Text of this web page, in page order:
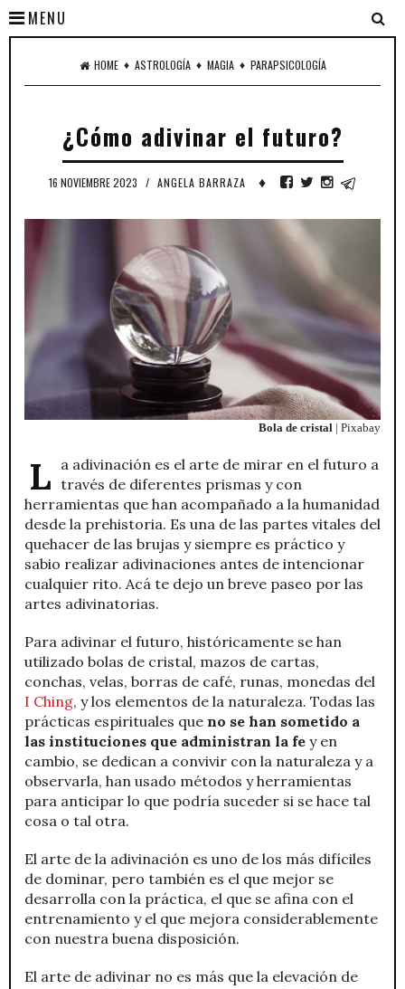
MENU
HOME ♦ ASTROLOGÍA ♦ MAGIA ♦ PARAPSICOLOGÍA
¿Cómo adivinar el futuro?
16 NOVIEMBRE 2023 / ANGELA BARRAZA ♦
Bola de cristal | Pixabay
La adivinación es el arte de mirar en el futuro a través de diferentes prismas y con
herramientas que han acompañado a la humanidad
desde la prehistoria. Es una de las partes vitales del
quehacer de las brujas y siempre es práctico y
sabio realizar adivinaciones antes de intencionar
cualquier rito. Acá te dejo un breve paseo por las
artes adivinatorias.
Para adivinar el futuro, históricamente se han
utilizado bolas de cristal, mazos de cartas,
conchas, velas, borras de café, runas, monedas del
I Ching, y los elementos de la naturaleza. Todas las
prácticas espirituales que no se han sometido a
las instituciones que administran la fe y en
cambio, se dedican a convivir con la naturaleza y a
observarla, han usado métodos y herramientas
para anticipar lo que podría suceder si se hace tal
cosa o tal otra.
El arte de la adivinación es uno de los más difíciles
de dominar, pero también es el que mejor se
desarrolla con la práctica, el que se afina con el
entrenamiento y el que mejora considerablemente
con nuestra buena disposición.
El arte de adivinar no es más que la elevación de